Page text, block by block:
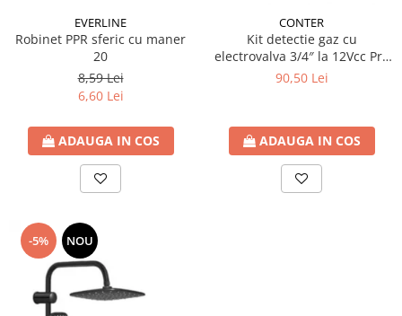
EVERLINE
Robinet PPR sferic cu maner
20
8,59 Lei
6,60 Lei
ADAUGA IN COS
CONTER
Kit detectie gaz cu
electrovalva 3/4″ la 12Vcc Pro
Detect
90,50 Lei
ADAUGA IN COS
-5% NOU